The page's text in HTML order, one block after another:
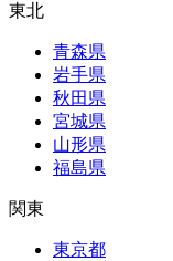
東北
青森県
岩手県
秋田県
宮城県
山形県
福島県
関東
東京都